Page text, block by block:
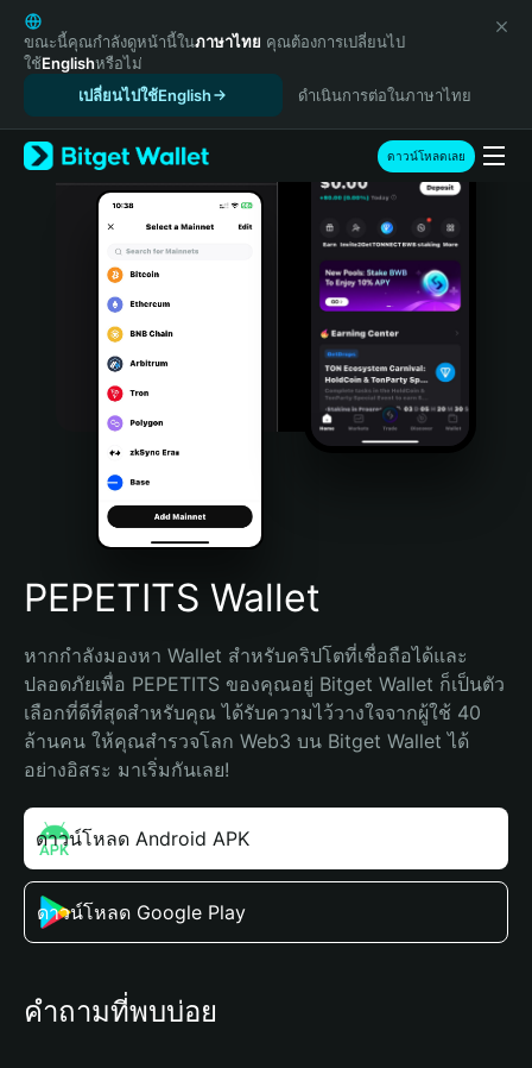
English
日本語
Tiếng Việt
Español (Latinoamérica)
Türkçe
Italiano
Português (Portugal)
Bahasa Indonesia
Português (Brasil)
Español (Argentina)
ขณะนี้คุณกำลังดูหน้านี้ในภาษาไทย คุณต้องการเปลี่ยนไป
ใช้Englishหรือไม่
เปลี่ยนไปใช้English
ดำเนินการต่อในภาษาไทย
ดาวน์โหลดเลย
PEPETITS Wallet
หากกำลังมองหา Wallet สำหรับคริปโตที่เชื่อถือได้และ
ปลอดภัยเพื่อ PEPETITS ของคุณอยู่ Bitget Wallet ก็เป็นตัว
เลือกที่ดีที่สุดสำหรับคุณ ได้รับความไว้วางใจจากผู้ใช้ 40
ล้านคน ให้คุณสำรวจโลก Web3 บน Bitget Wallet ได้
อย่างอิสระ มาเริ่มกันเลย!
ดาวน์โหลด Android APK
ดาวน์โหลด Google Play
คำถามที่พบบ่อย